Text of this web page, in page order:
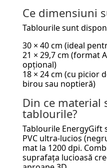
Ce dimensiuni
Tablourile sunt
30 × 40 cm (ideal
21 × 29,7 cm (format
opțional)
18 × 24 cm (cu picior
birou sau noptieră)
Din ce material
tablourile?
Tablourile EnergyGift
PVC ultra-lucios
mat la 1200 dpi.
suprafața lucioasă